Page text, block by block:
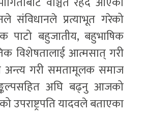
संविधानले प्रत्याभूत गरेको
पाटो बहुजातीय, बहुभाषिक
विशेषतालाई आत्मसात् गरी
अन्त्य गरी समतामूलक समाज
अघि बढ्नु आजको
यादवले बताएका